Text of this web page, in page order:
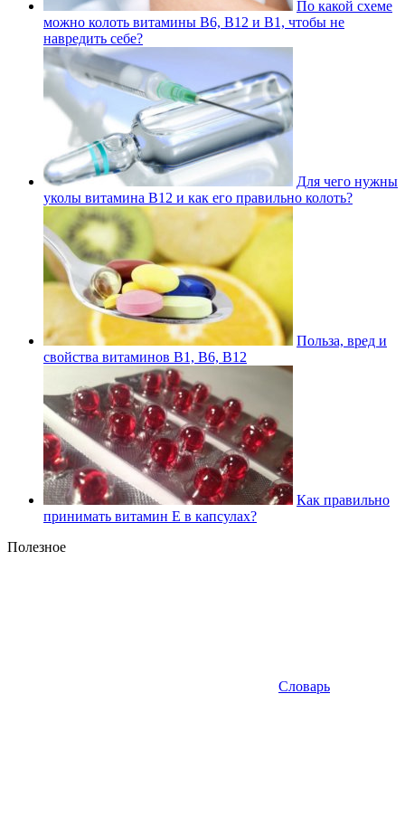
По какой схеме
можно колоть витамины В6, В12 и В1, чтобы не
навредить себе?
Для чего нужны
уколы витамина В12 и как его правильно колоть?
Польза, вред и
свойства витаминов В1, В6, В12
Как правильно
принимать витамин Е в капсулах?
Полезное
Словарь